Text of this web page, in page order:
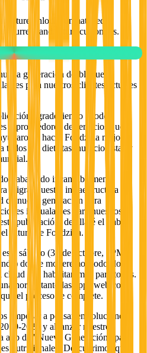
unlocks unmatched
current and future customers.
generación desbloquea
para nuestros clientes actuales
agradeciendo a todos
y proveedores de servicios que
a hacer Foodzilla mejor y
todos los dietistas, nutricionistas y
trabajando incansablemente
migrar nuestra infraestructura y
de nueva generación para
inigualables para nuestros
publicación, detallaré el trabajo
el futuro de Foodzilla.
sábado (30 de octubre, 8PM,
donde moveremos todos los
cloud y la habilitaremos para todos.
hora y tanto las apps web como
el proceso se complete.
empezar a pensar en soluciones a
2020 y alcanzar nuestro
app de "Nueva Generación" para
nutricionales. Descubrimos que